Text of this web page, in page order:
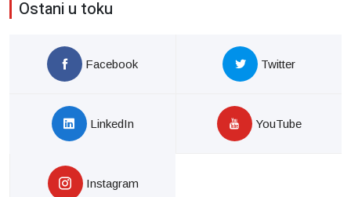
Ostani u toku
Facebook Twitter
LinkedIn YouTube
Instagram